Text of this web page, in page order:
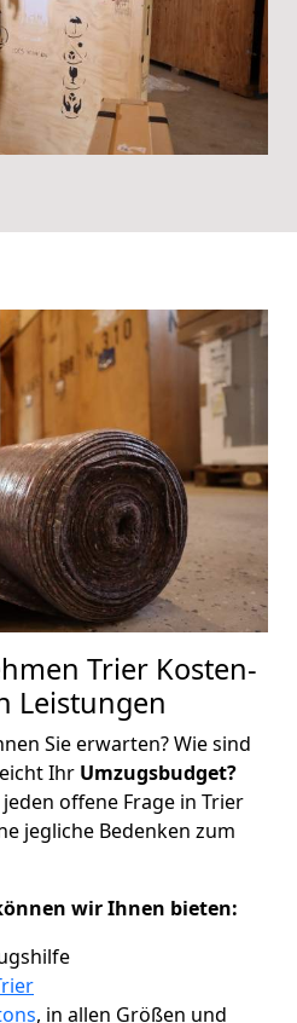
Trier Kosten-
Leistungen
Sie erwarten? Wie sind
Ihr Umzugsbudget?
offene Frage in Trier
jegliche Bedenken zum
wir Ihnen bieten:
, in allen Größen und